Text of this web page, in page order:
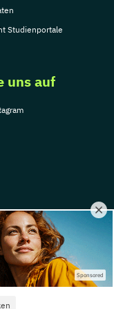
Sponsored
Studienportale
uns auf